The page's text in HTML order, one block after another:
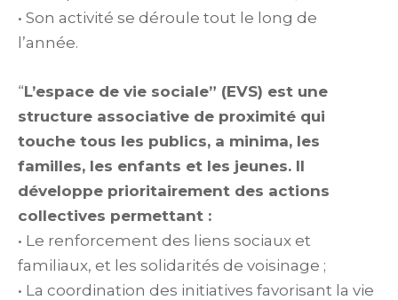
• Son activité se déroule tout le long de
l’année.
“L’espace de vie sociale” (EVS) est une
structure associative de proximité qui
touche tous les publics, a minima, les
familles, les enfants et les jeunes. Il
développe prioritairement des actions
collectives permettant :
• Le renforcement des liens sociaux et
familiaux, et les solidarités de voisinage ;
• La coordination des initiatives favorisant la vie